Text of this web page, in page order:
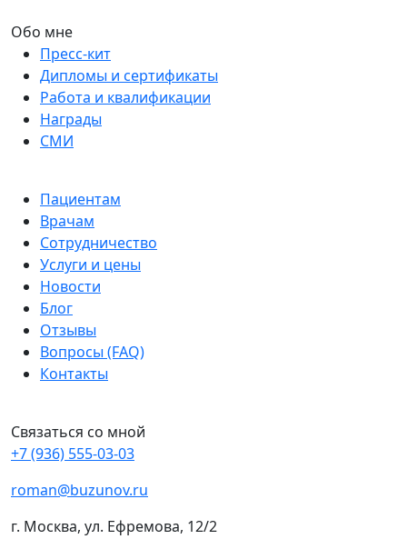
Обо мне
Пресс-кит
Дипломы и сертификаты
Работа и квалификации
Награды
СМИ
Пациентам
Врачам
Сотрудничество
Услуги и цены
Новости
Блог
Отзывы
Вопросы (FAQ)
Контакты
Связаться со мной
+7 (936) 555-03-03
roman@buzunov.ru
г. Москва, ул. Ефремова, 12/2